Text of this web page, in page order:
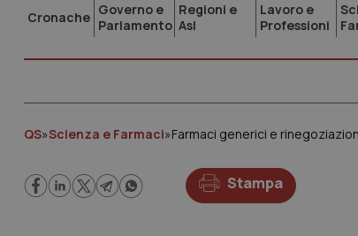
Cronache Governo e
Parlamento
Regioni e
Asl
Lavoro e
Professioni
QS»Scienza e Farmaci»Farmaci generici e
Stampa